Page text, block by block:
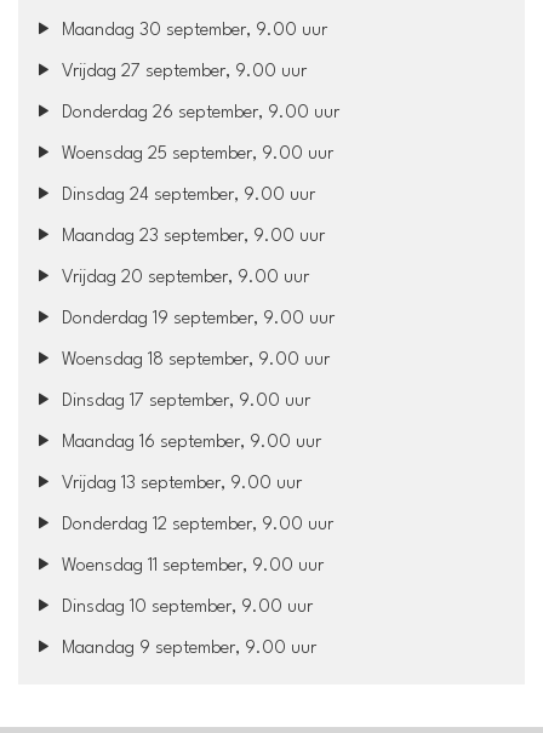
Maandag 30 september, 9.00 uur
Vrijdag 27 september, 9.00 uur
Donderdag 26 september, 9.00 uur
Woensdag 25 september, 9.00 uur
Dinsdag 24 september, 9.00 uur
Maandag 23 september, 9.00 uur
Vrijdag 20 september, 9.00 uur
Donderdag 19 september, 9.00 uur
Woensdag 18 september, 9.00 uur
Dinsdag 17 september, 9.00 uur
Maandag 16 september, 9.00 uur
Vrijdag 13 september, 9.00 uur
Donderdag 12 september, 9.00 uur
Woensdag 11 september, 9.00 uur
Dinsdag 10 september, 9.00 uur
Maandag 9 september, 9.00 uur